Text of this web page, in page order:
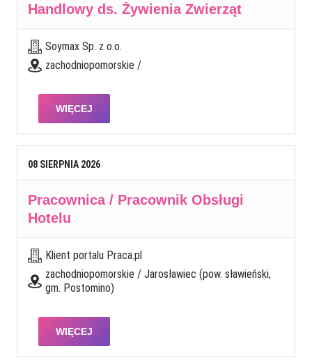
Handlowy ds. Żywienia Zwierząt
Soymax Sp. z o.o.
zachodniopomorskie /
WIĘCEJ
08 SIERPNIA 2026
Pracownica / Pracownik Obsługi
Hotelu
Klient portalu Praca.pl
zachodniopomorskie / Jarosławiec (pow. sławieński,
gm. Postomino)
WIĘCEJ